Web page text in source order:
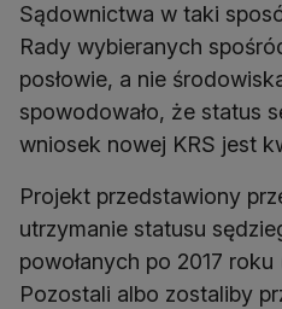
Sądownictwa w taki
Rady wybieranych
posłowie, a nie
spowodowało, że status
wniosek nowej KRS jest
Projekt przedstawiony
utrzymanie statusu
powołanych po 2017
Pozostali albo zostaliby